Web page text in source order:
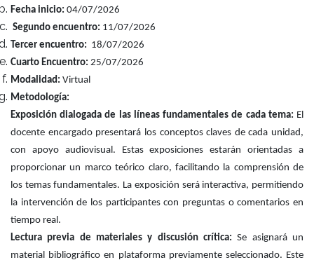
Fecha inicio: 04/07/2026
Segundo encuentro: 11/07/2026
Tercer encuentro: 18/07/2026
Cuarto Encuentro: 25/07/2026
Modalidad: Virtual
Metodología:
Exposición dialogada de las líneas fundamentales de cada tema: El
docente encargado presentará los conceptos claves de cada unidad,
con apoyo audiovisual. Estas exposiciones estarán orientadas a
proporcionar un marco teórico claro, facilitando la comprensión de
los temas fundamentales. La exposición será interactiva, permitiendo
la intervención de los participantes con preguntas o comentarios en
tiempo real.
Lectura previa de materiales y discusión crítica:Se asignará un
material bibliográfico en plataforma previamente seleccionado. Este